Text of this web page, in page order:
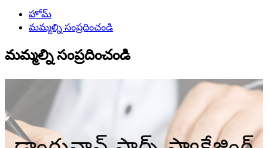
హోమ్
మమ్మల్ని సంప్రదించండి
మమ్మల్ని సంప్రదించండి